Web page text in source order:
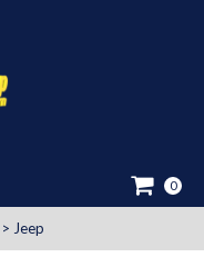
0
> Jeep